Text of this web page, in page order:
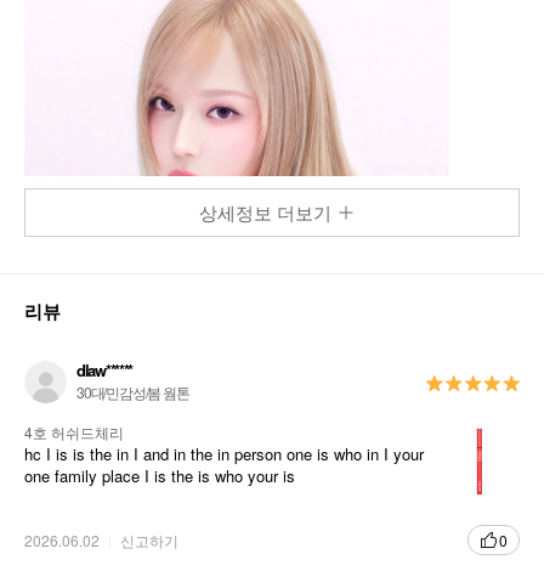
상세정보 더보기
리뷰
dlaw******
30대/민감성/봄 웜톤
4호 허쉬드체리
hc I is is the in I and in the in person one is who in I your
one family place I is the is who your is
2026.06.02 신고하기 0